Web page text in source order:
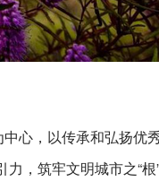
心，以传承和弘扬优
，筑牢文明城市之“根